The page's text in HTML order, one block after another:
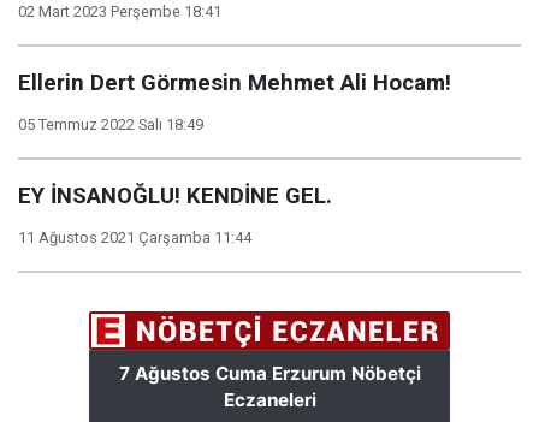
02 Mart 2023 Perşembe 18:41
Ellerin Dert Görmesin Mehmet Ali Hocam!
05 Temmuz 2022 Salı 18:49
EY İNSANOĞLU! KENDİNE GEL.
11 Ağustos 2021 Çarşamba 11:44